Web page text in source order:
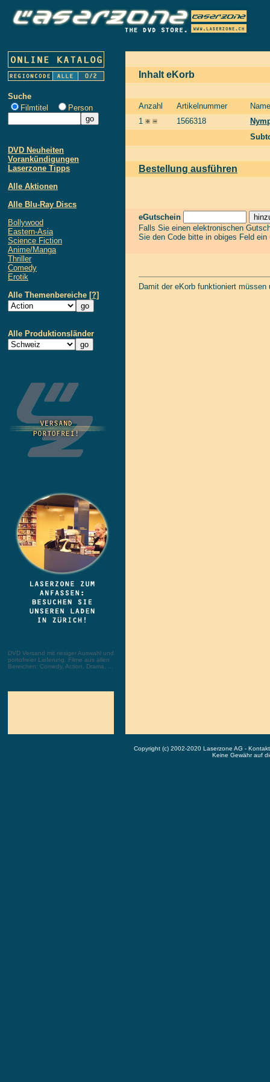
Suche
Filmtitel
Person
DVD Neuheiten
Vorankündigungen
Laserzone Tipps
Alle Aktionen
Alle Blu-Ray Discs
Bollywood
Eastern-Asia
Science Fiction
Anime/Manga
Thriller
Comedy
Erotik
Alle Themenbereiche [?]
Alle Produktionsländer
DVD Versand mit riesiger Auswahl und
portofreier Lieferung. Filme aus allen
Bereichen: Comedy, Action, Drama, ...
Inhalt eKorb
Anzahl Artikelnummer
Name
1
1566318
Bestellung ausführen
eGutschein
Falls Sie einen elektronischen
Sie den Code bitte in obiges Feld
Damit der eKorb funktioniert
Copyright (c) 2002-2020 Laserzone AG -
Keine Gewähr auf